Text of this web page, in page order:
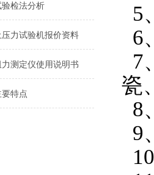
检法分析
压力试验机报价资料
测定仪使用说明书
特点
5
6
7
瓷
8
9